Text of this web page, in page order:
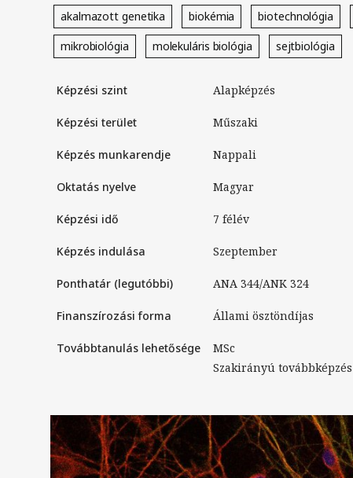
akalmazott genetika biokémia biotechnológia
mikrobiológia
molekuláris biológia sejtbiológia
Képzési szint Alapképzés
Képzési terület Műszaki
Képzés munkarendje nappali
Oktatás nyelve magyar
Képzési idő 7 félév
Képzés indulása Szeptember
Ponthatár (legutóbbi) ANA 344/ANK 324
Finanszírozási forma Állami ösztöndíjas
Továbbtanulás lehetősége
MSc
Szakirányú továbbképzés